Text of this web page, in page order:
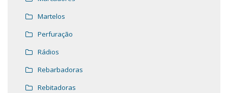
Martelos
Perfuração
Rádios
Rebarbadoras
Rebitadoras